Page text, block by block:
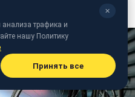
✕
трафика и
нашу Политику
Принять все